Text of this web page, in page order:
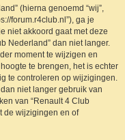
(hierna genoemd “wij”,
forum.r4club.nl”), ga je
niet akkoord gaat met deze
Nederland” dan niet langer.
moment te wijzigen en
te brengen, het is echter
te controleren op wijzigingen.
niet langer gebruik van
van “Renault 4 Club
de wijzigingen en of